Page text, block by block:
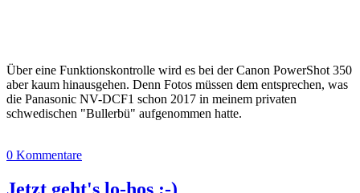
Über eine Funktionskontrolle wird es bei der Canon PowerShot 350
aber kaum hinausgehen. Denn Fotos müssen dem entsprechen, was
die Panasonic NV-DCF1 schon 2017 in meinem privaten
schwedischen "Bullerbü" aufgenommen hatte.
0 Kommentare
Jetzt geht's lo-hos ;-)